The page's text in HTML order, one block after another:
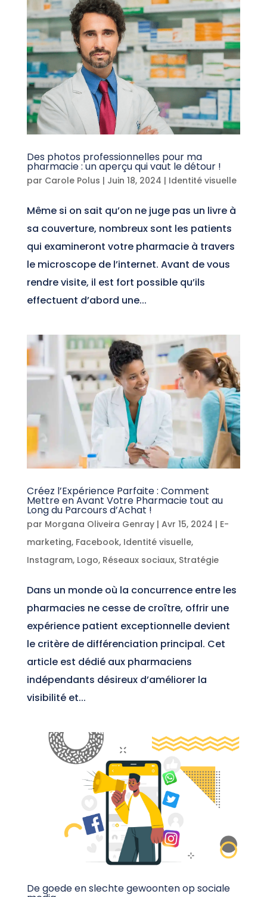
Des photos professionnelles pour ma
pharmacie : un aperçu qui vaut le détour !
par Carole Polus | Juin 18, 2024 | Identité visuelle
Même si on sait qu’on ne juge pas un livre à
sa couverture, nombreux sont les patients
qui examineront votre pharmacie à travers
le microscope de l’internet. Avant de vous
rendre visite, il est fort possible qu’ils
effectuent d’abord une...
Créez l’Expérience Parfaite : Comment
Mettre en Avant Votre Pharmacie tout au
Long du Parcours d’Achat !
par Morgana Oliveira Genray| Avr 15, 2024 | E-
marketing, Facebook, Identité visuelle,
Instagram, Logo, Réseaux sociaux, Stratégie
Dans un monde où la concurrence entre les
pharmacies ne cesse de croître, offrir une
expérience patient exceptionnelle devient
le critère de différenciation principal. Cet
article est dédié aux pharmaciens
indépendants désireux d’améliorer la
visibilité et...
De goede en slechte gewoonten op sociale